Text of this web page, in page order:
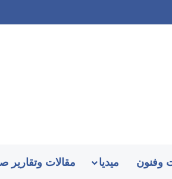
وفنون ميديا مقالات وتقارير